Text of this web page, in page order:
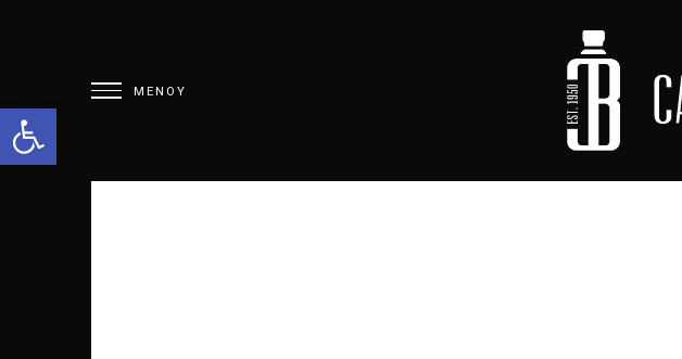
Open toolbar